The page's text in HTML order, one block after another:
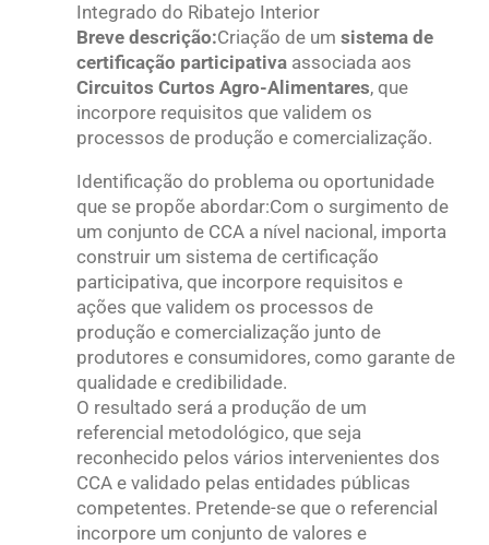
Integrado do Ribatejo Interior
Breve descrição:Criação de um sistema de
certificação participativa associada aos
Circuitos Curtos Agro-Alimentares, que
incorpore requisitos que validem os
processos de produção e comercialização.
Identificação do problema ou oportunidade
que se propõe abordar:Com o surgimento de
um conjunto de CCA a nível nacional, importa
construir um sistema de certificação
participativa, que incorpore requisitos e
ações que validem os processos de
produção e comercialização junto de
produtores e consumidores, como garante de
qualidade e credibilidade.
O resultado será a produção de um
referencial metodológico, que seja
reconhecido pelos vários intervenientes dos
CCA e validado pelas entidades públicas
competentes. Pretende-se que o referencial
incorpore um conjunto de valores e